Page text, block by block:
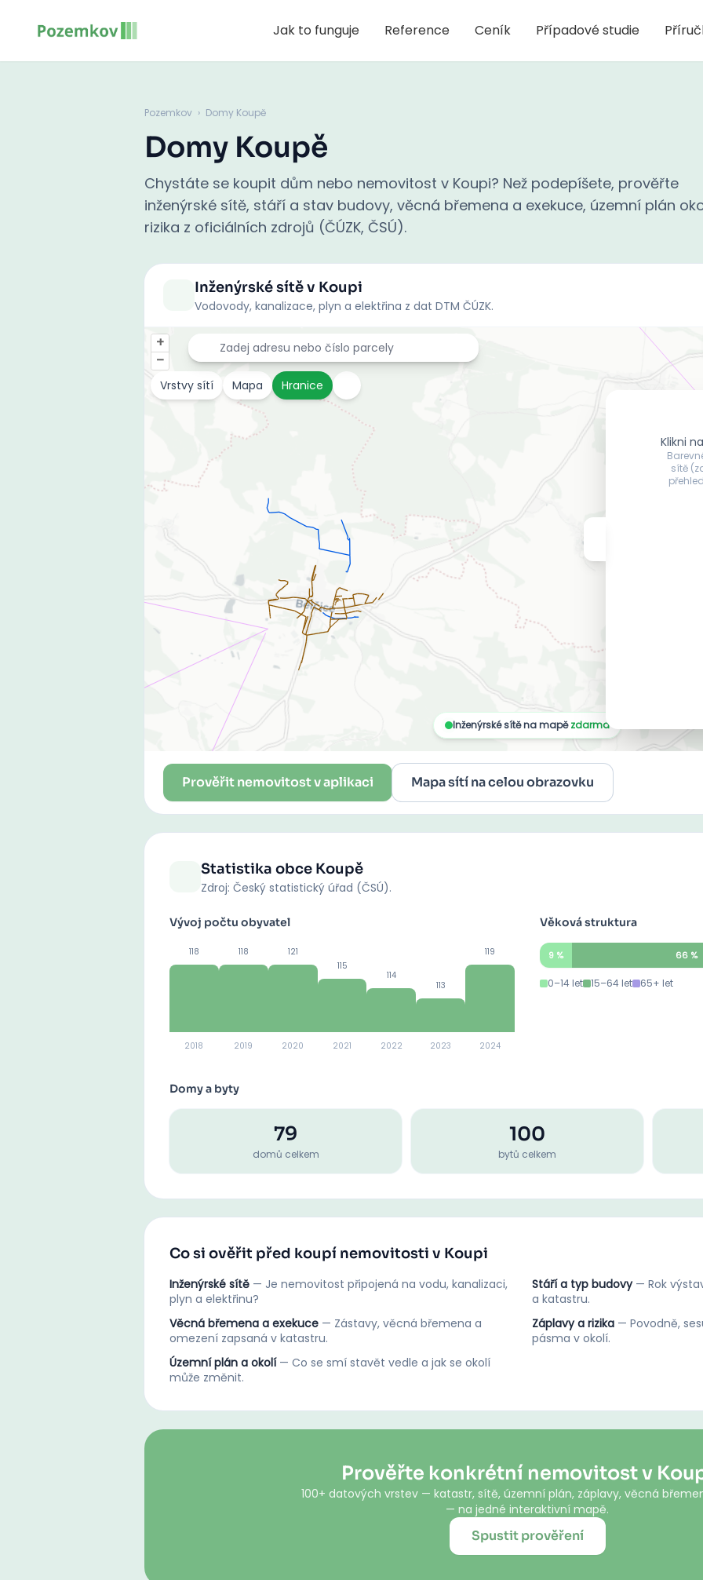
Jak to funguje Reference Ceník Případové studie
Pozemkov › Domy Koupě
Domy Koupě
Chystáte se koupit dům nebo nemovitost v Koupi? Než podepíšete, prověřte
inženýrské sítě, stáří a stav budovy, věcná břemena a exekuce, územní plán
rizika z oficiálních zdrojů (ČÚZK, ČSÚ).
Inženýrské sítěv Koupi
Vodovody, kanalizace, plyn a elektřina z dat DTM ČÚZK.
Prověřit nemovitost v aplikaci Mapa sítí na celou obrazovku
Statistika obce Koupě
Zdroj: Český statistický úřad (ČSÚ).
Vývoj počtu obyvatel
118
2018
118
2019
121
2020
115
2021
114
2022
113
2023
119
2024
Věková struktura
9% 66%
0–14 let 15–64 let 65+ let
Domy a byty
79
domů celkem
100
bytů celkem
Co si ověřit před koupí nemovitosti v Koupi
Inženýrské sítě — Je nemovitost připojená na vodu, kanalizaci,
plyn a elektřinu?
Stáří a typ budovy — Rok
a katastru.
Věcná břemena a exekuce — Zástavy, věcná břemena a
omezení zapsaná v katastru.
Záplavy a rizika — Povodně,
pásma v okolí.
Územní plán a okolí — Co se smí stavět vedle a jak se okolí
může změnit.
Prověřte konkrétní nemovitost v
100+ datových vrstev — katastr, sítě, územní plán, záplavy, věcná
— na jedné interaktivní mapě.
Spustit prověření